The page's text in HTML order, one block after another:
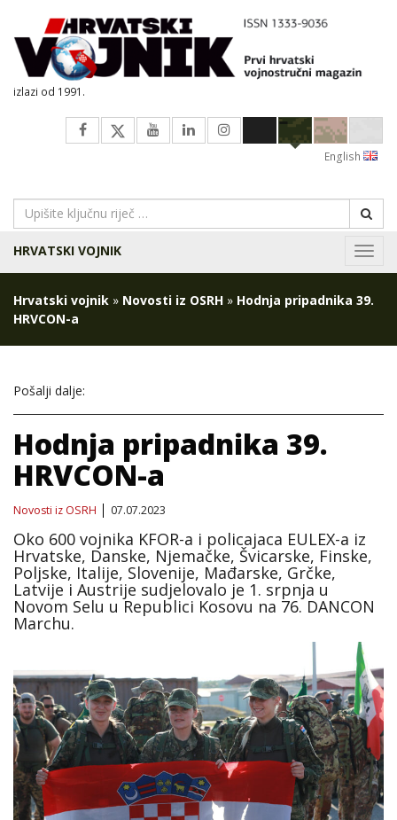
izlazi od 1991.
English
HRVATSKI VOJNIK
Hrvatski vojnik » Novosti iz OSRH » Hodnja pripadnika 39.
HRVCON-a
Pošalji dalje:
Hodnja pripadnika 39.
HRVCON-a
Novosti iz OSRH 07.07.2023
Oko 600 vojnika KFOR-a i policajaca EULEX-a iz
Hrvatske, Danske, Njemačke, Švicarske, Finske,
Poljske, Italije, Slovenije, Mađarske, Grčke,
Latvije i Austrije sudjelovalo je 1. srpnja u
Novom Selu u Republici Kosovu na 76. DANCON
Marchu.